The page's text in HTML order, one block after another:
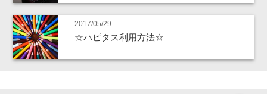
2017/05/29
☆ハピタス利用方法☆